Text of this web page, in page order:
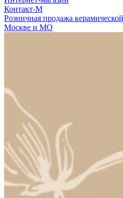
Контакт-М
Розничная продажа
Москве и МО